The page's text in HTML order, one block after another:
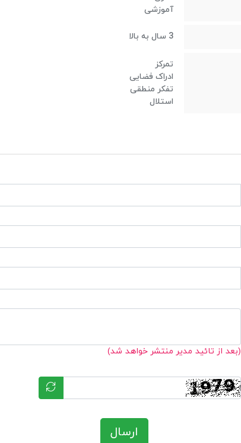
آموزشی
3 سال به بالا
تمرکز
ادراک فضایی
تفکر منطقی
استلال
(بعد از تائید مدیر منتشر خواهد شد)
ارسال